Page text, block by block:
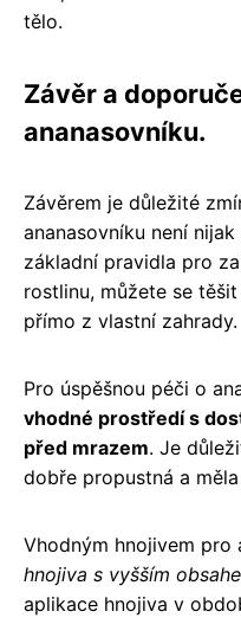
tělo.
Závěr a
ananasovníku.
Závěrem je důležité
ananasovníku není
základní pravidla pro
rostlinu, můžete se
přímo z vlastní zahrady.
Pro úspěšnou péči o
vhodné prostředí s
před mrazem. Je
dobře propustná a
Vhodným hnojivem pro
hnojiva s vyšším
aplikace hnojiva v